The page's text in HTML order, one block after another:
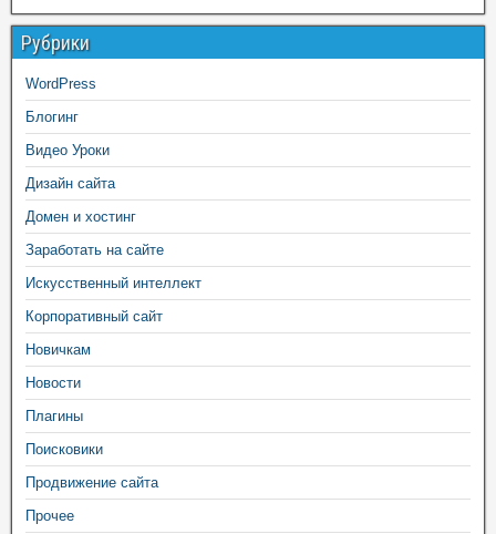
Рубрики
WordPress
Блогинг
Видео Уроки
Дизайн сайта
Домен и хостинг
Заработать на сайте
Искусственный интеллект
Корпоративный сайт
Новичкам
Новости
Плагины
Поисковики
Продвижение сайта
Прочее